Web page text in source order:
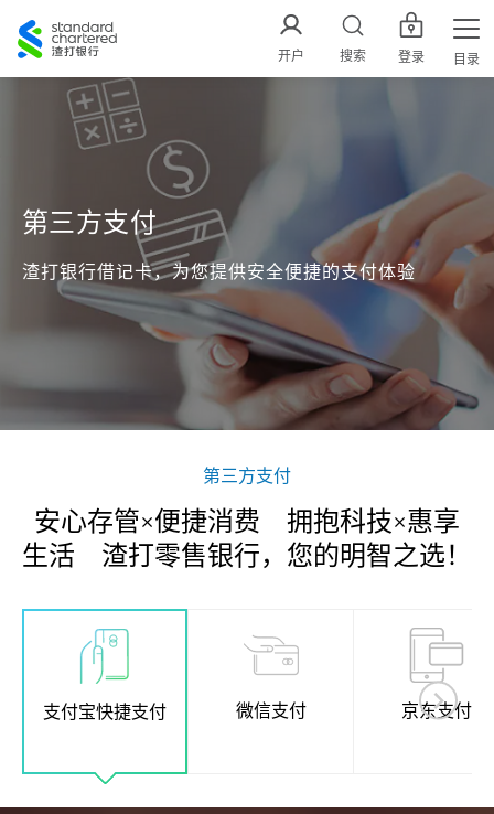
渣
打
中
开户 搜索 登录 目录
第三方支付
渣打银行借记卡，为您提供安全便捷的支付体验
第三方支付
安心存管×便捷消费 拥抱科技×惠享
生活 渣打零售银行，您的明智之选！
支付宝快捷支付 微信支付 京东支付